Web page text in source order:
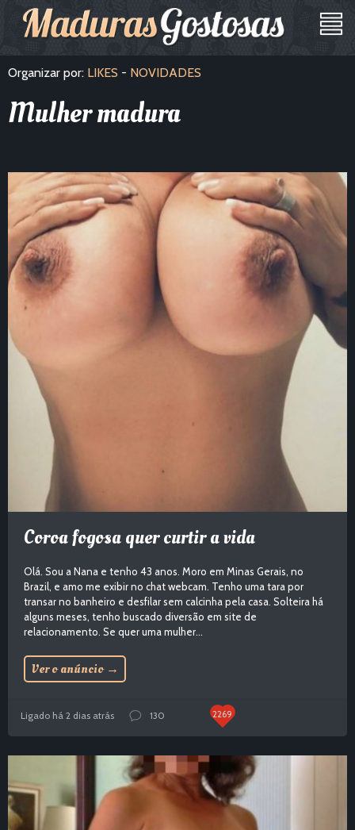
Organizar por: LIKES - NOVIDADES
Mulher madura
Coroa fogosa quer curtir a vida
Olá. Sou a Nana e tenho 43 anos. Moro em Minas Gerais, no
Brazil, e amo me exibir no chat webcam. Tenho uma tara por
transar no banheiro e desfilar sem calcinha pela casa. Solteira há
alguns meses, tenho buscado diversão em site de
relacionamento. Se quer uma mulher...
Ver o anúncio →
Ligado há 2 dias atrás 130 2269